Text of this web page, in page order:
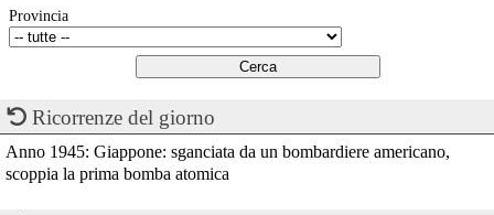
Provincia
Ricorrenze del giorno
Anno 1945: Giappone: sganciata da un bombardiere americano,
scoppia la prima bomba atomica